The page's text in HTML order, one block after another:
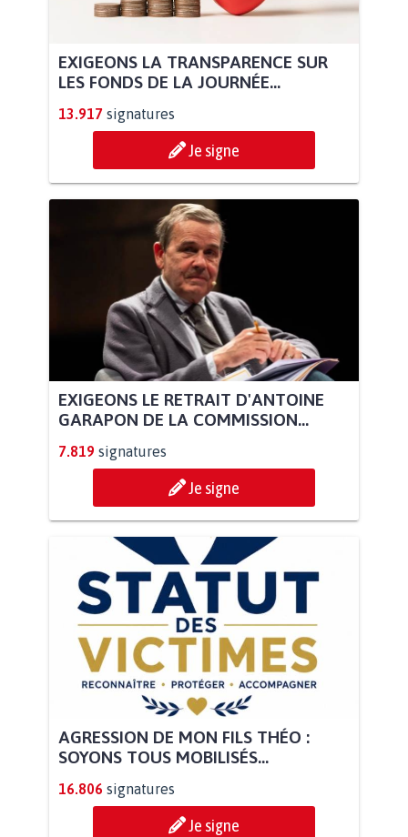
EXIGEONS LA TRANSPARENCE SUR
LES FONDS DE LA JOURNÉE...
13.917 signatures
Je signe
EXIGEONS LE RETRAIT D'ANTOINE
GARAPON DE LA COMMISSION...
7.819 signatures
Je signe
AGRESSION DE MON FILS THÉO :
SOYONS TOUS MOBILISÉS...
16.806 signatures
Je signe